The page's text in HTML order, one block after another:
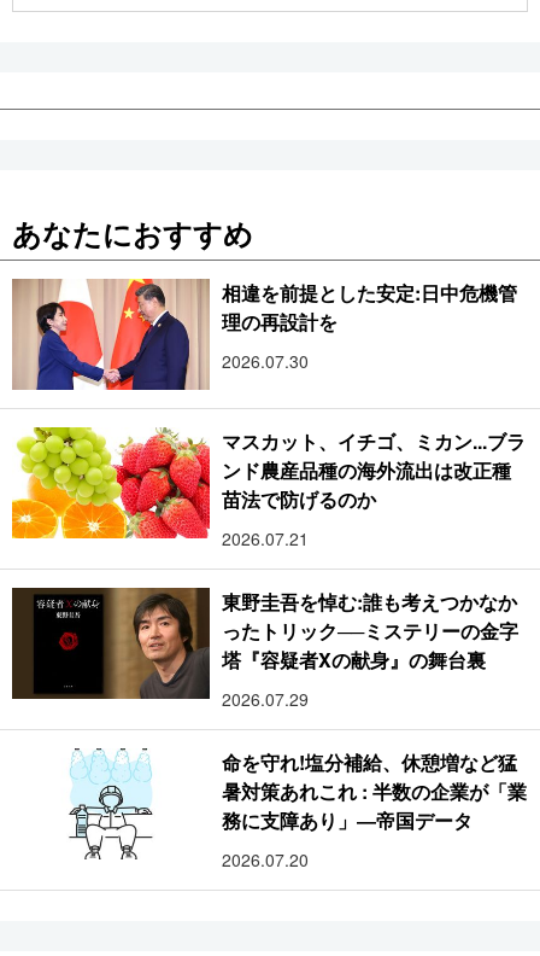
あなたにおすすめ
相違を前提とした安定:日中危機管
理の再設計を
2026.07.30
マスカット、イチゴ、ミカン...ブラ
ンド農産品種の海外流出は改正種
苗法で防げるのか
2026.07.21
東野圭吾を悼む:誰も考えつかなか
ったトリック──ミステリーの金字
塔『容疑者Xの献身』の舞台裏
2026.07.29
命を守れ!塩分補給、休憩増など猛
暑対策あれこれ : 半数の企業が「業
務に支障あり」―帝国データ
2026.07.20